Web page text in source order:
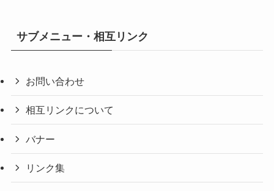
サブメニュー・相互リンク
お問い合わせ
相互リンクについて
バナー
リンク集